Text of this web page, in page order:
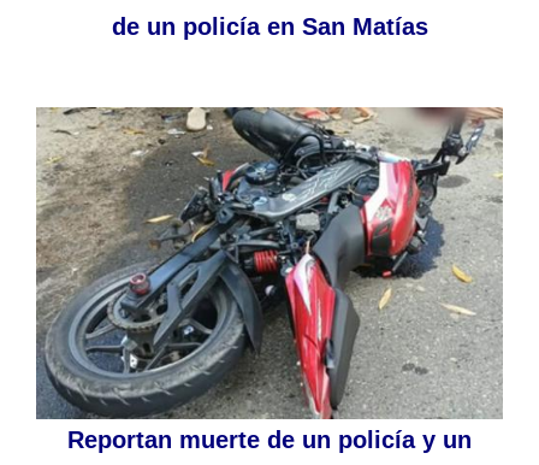
de un policía en San Matías
Reportan muerte de un policía y un